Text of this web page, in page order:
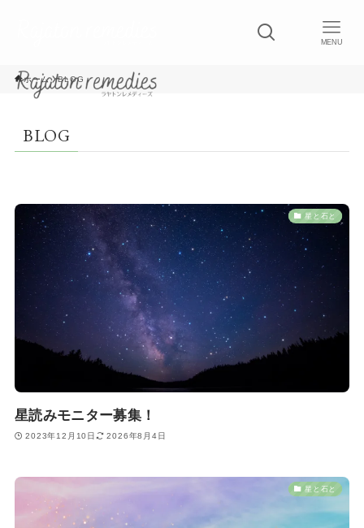
MENU
ホーム BLOG
BLOG
星と石と
星読みモニター募集！
2023年12月10日 2026年8月4日
星と石と